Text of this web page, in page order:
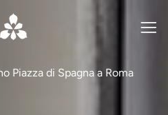
Piazza di Spagna a Roma